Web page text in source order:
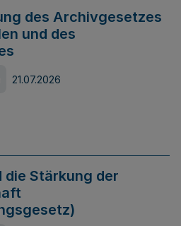
des Archivgesetzes
und des
21.07.2026
Stärkung der